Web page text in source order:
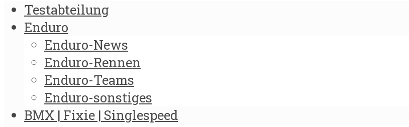
Testabteilung
Enduro
Enduro-News
Enduro-Rennen
Enduro-Teams
Enduro-sonstiges
BMX | Fixie | Singlespeed